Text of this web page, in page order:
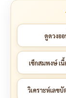
ดูดวงอ
เช็กสมพงษ์ เ
วิเคราะห์เลข